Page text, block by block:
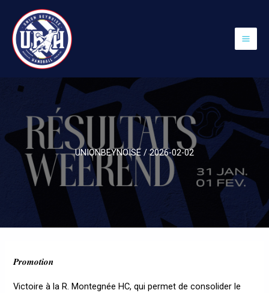
UNIONBEYNOISE/2026-02-02
𝑷𝒓𝒐𝒎𝒐𝒕𝒊𝒐𝒏
Victoire à la R. Montegnée HC, qui permet de consolider le